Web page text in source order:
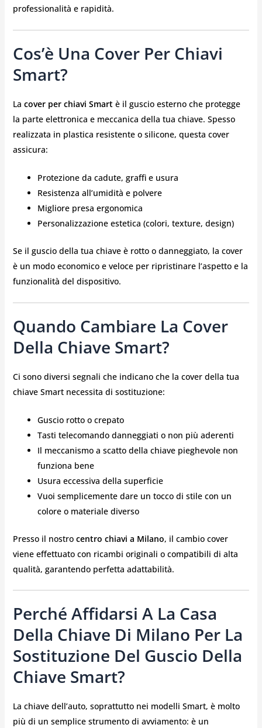
professionalità e rapidità.
Cos’è Una Cover Per Chiavi
Smart?
La cover per chiavi Smartè il guscio esterno che protegge
la parte elettronica e meccanica della tua chiave. Spesso
realizzata in plastica resistente o silicone, questa cover
assicura:
Protezione da cadute, graffi e usura
Resistenza all’umidità e polvere
Migliore presa ergonomica
Personalizzazione estetica (colori, texture, design)
Se il guscio della tua chiave è rotto o danneggiato, la cover
è un modo economico e veloce per ripristinare l’aspetto e la
funzionalità del dispositivo.
Quando Cambiare La Cover
Della Chiave Smart?
Ci sono diversi segnali che indicano che la cover della tua
chiave Smart necessita di sostituzione:
Guscio rotto o crepato
Tasti telecomando danneggiati o non più aderenti
Il meccanismo a scatto della chiave pieghevole non
funziona bene
Usura eccessiva della superficie
Vuoi semplicemente dare un tocco di stile con un
colore o materiale diverso
Presso il nostro centro chiavi a Milano, il cambio cover
viene effettuato con ricambi originali o compatibili di alta
qualità, garantendo perfetta adattabilità.
Perché Affidarsi A La Casa
Della Chiave Di Milano Per La
Sostituzione Del Guscio Della
Chiave Smart?
La chiave dell’auto, soprattutto nei modelli Smart, è molto
più di un semplice strumento di avviamento: è un